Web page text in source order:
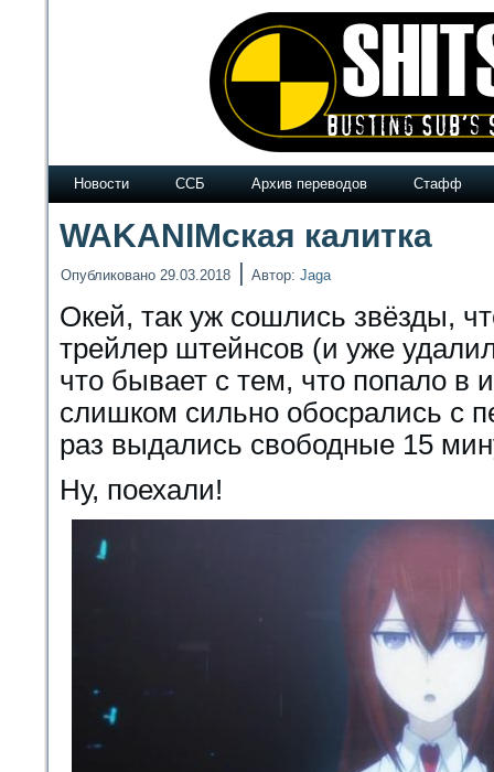
Новости ССБ Архив переводов Стафф
WAKANIMская калитка
Опубликовано 29.03.2018 | Автор: Jaga
Окей, так уж сошлись звёзды,
трейлер штейнсов (и уже
что бывает с тем, что попало в
слишком сильно обосрались с
раз выдались свободные 15
Ну, поехали!